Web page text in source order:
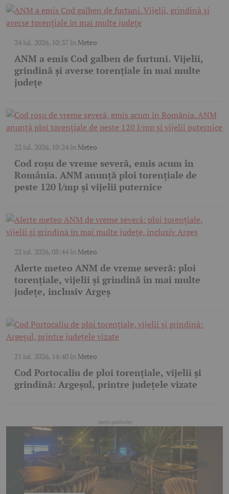
24 iul. 2026, 10:37în Meteo
ANM a emis Cod galben de furtuni. Vijelii,
grindină și averse torențiale în mai multe
județe
22 iul. 2026, 10:24în Meteo
Cod roșu de vreme severă, emis acum în
România. ANM anunță ploi torențiale de
peste 120 l/mp și vijelii puternice
22 iul. 2026, 08:44în Meteo
Alerte meteo ANM de vreme severă: ploi
torențiale, vijelii și grindină în mai multe
județe, inclusiv Argeș
21 iul. 2026, 14:40în Meteo
Cod Portocaliu de ploi torențiale, vijelii și
grindină: Argeșul, printre județele vizate